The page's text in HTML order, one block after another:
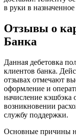
в руки в
Отзывы о
Банка
Данная дебетовка
клиентов банка.
отзывах отмечают
оформление и
начисление кэшбэка
возникновении
службу поддержки.
Основные причины